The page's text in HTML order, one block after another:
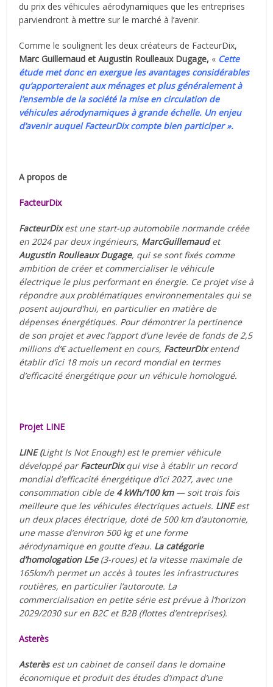
du prix des véhicules aérodynamiques que les entreprises
parviendront à mettre sur le marché à l’avenir.
Comme le soulignent les deux créateurs de FacteurDix,
Marc Guillemaud et Augustin Roulleaux Dugage, « Cette
étude met donc en exergue les avantages considérables
qu’apporteraient aux ménages et plus généralement à
l’ensemble de la société la mise en circulation de
véhicules aérodynamiques à grande échelle. Un enjeu
d’avenir auquel FacteurDix compte bien participer ».
A propos de
FacteurDix
FacteurDixest une start-up automobile normande créée
en 2024 par deux ingénieurs, MarcGuillemaudet
Augustin Roulleaux Dugage, qui se sont fixés comme
ambition de créer et commercialiser le véhicule
électrique le plus performant en énergie. Ce projet vise à
répondre aux problématiques environnementales qui se
posent aujourd’hui, en particulier en matière de
dépenses énergétiques. Pour démontrer la pertinence
de son projet et avec l’apport d’une levée de fonds de 2,5
millions d’€ actuellement en cours, FacteurDixentend
établir d’ici 18 mois un record mondial en termes
d’efficacité énergétique pour un véhicule homologué.
Projet LINE
LINE (Light Is Not Enough) est le premier véhicule
développé parFacteurDixqui vise à établir un record
mondial d’efficacité énergétique d’ici 2027, avec une
consommation cible de 4 kWh/100 km— soit trois fois
meilleure que les véhicules électriques actuels. LINEest
un deux places électrique, doté de 500 km d’autonomie,
une masse d’environ 500 kg et une forme
aérodynamique en goutte d’eau. La catégorie
d’homologation L5e (3-roues) et la vitesse maximale de
165km/h permet un accès à toutes les infrastructures
routières, en particulier l’autoroute. La
commercialisation en petite série est prévue à l’horizon
2029/2030 sur en B2C et B2B (flottes d’entreprises).
Asterès
Asterèsest un cabinet de conseil dans le domaine
économique et produit des études d’impact d’une